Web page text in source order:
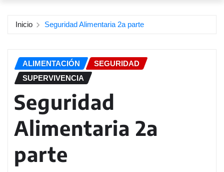
Inicio Seguridad Alimentaria 2a parte
ALIMENTACIÓN
SEGURIDAD
SUPERVIVENCIA
Seguridad
Alimentaria 2a
parte